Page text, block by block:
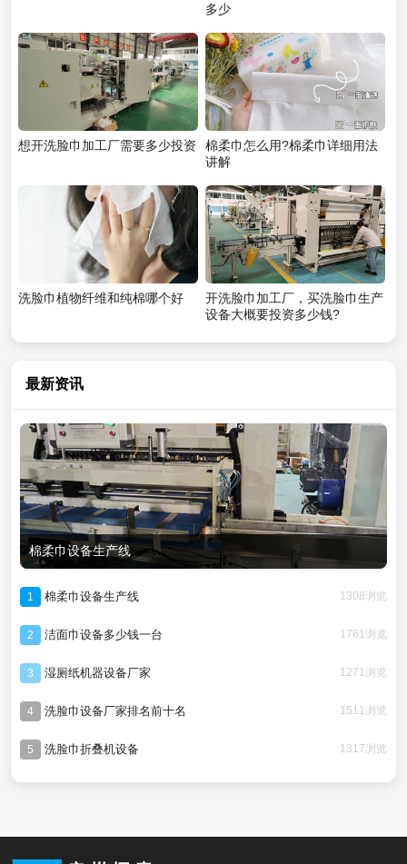
多少
想开洗脸巾加工厂需要多少投资
棉柔巾怎么用?棉柔巾详细用法
讲解
洗脸巾植物纤维和纯棉哪个好
开洗脸巾加工厂，买洗脸巾生产
设备大概要投资多少钱?
最新资讯
棉柔巾设备生产线
1 棉柔巾设备生产线 1308浏览
2 洁面巾设备多少钱一台 1761浏览
3 湿厕纸机器设备厂家 1271浏览
4 洗脸巾设备厂家排名前十名 1511浏览
5 洗脸巾折叠机设备 1317浏览